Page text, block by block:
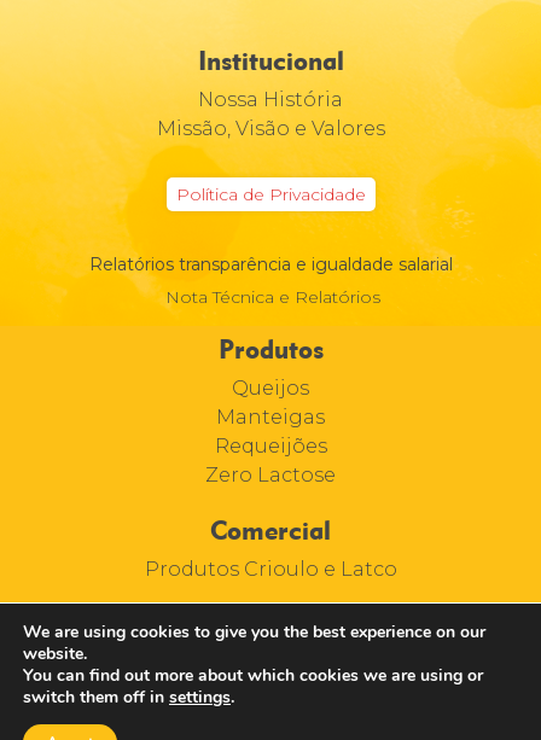
Institucional
Nossa História
Missão, Visão e Valores
Política de Privacidade
Relatórios transparência e igualdade salarial
Nota Técnica e Relatórios
Produtos
Queijos
Manteigas
Requeijões
Zero Lactose
Comercial
Produtos Crioulo e Latco
We are using cookies to give you the best experience on our
website.
You can find out more about which cookies we are using or
switch them off in settings.